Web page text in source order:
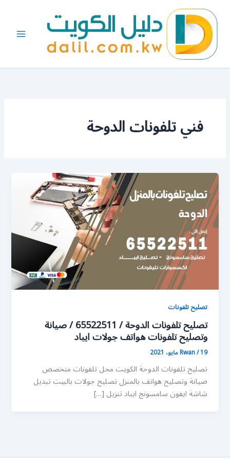
المحتوى
فني تلفونات الدوحة
تصليح تلفونات
تصليح تلفونات الدوحة / 65522511 / صيانة
وتصليح تلفونات هواتف جولات ايباد
Rwan/19 مايو، 2021
تصليح تلفونات الدوحة الكويت محل تلفونات متخصص
صيانة وتصليح هواتف بالمنزل تصليح جولات بالبيت تبديل
شاشة ايفون سامسونج ايباد تنزيل […]